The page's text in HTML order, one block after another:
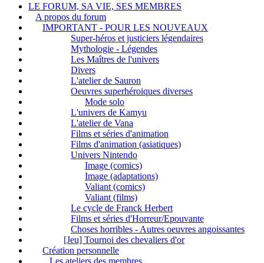
LE FORUM, SA VIE, SES MEMBRES
A propos du forum
IMPORTANT - POUR LES NOUVEAUX
Super-héros et justiciers légendaires
Mythologie - Légendes
Les Maîtres de l'univers
Divers
L'atelier de Sauron
Oeuvres superhéroiques diverses
Mode solo
L'univers de Kamyu
L'atelier de Vana
Films et séries d'animation
Films d'animation (asiatiques)
Univers Nintendo
Image (comics)
Image (adaptations)
Valiant (comics)
Valiant (films)
Le cycle de Franck Herbert
Films et séries d'Horreur/Epouvante
Choses horribles - Autres oeuvres angoissantes
[Jeu] Tournoi des chevaliers d'or
Création personnelle
Les ateliers des membres